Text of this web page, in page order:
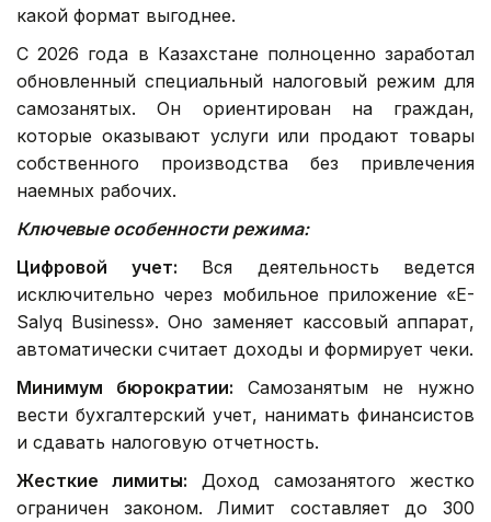
какой формат выгоднее.
С 2026 года в Казахстане полноценно заработал
обновленный специальный налоговый режим для
самозанятых. Он ориентирован на граждан,
которые оказывают услуги или продают товары
собственного производства без привлечения
наемных рабочих.
Ключевые особенности режима:
Цифровой учет: Вся деятельность ведется
исключительно через мобильное приложение «E-
Salyq Business». Оно заменяет кассовый аппарат,
автоматически считает доходы и формирует чеки.
Минимум бюрократии: Самозанятым не нужно
вести бухгалтерский учет, нанимать финансистов
и сдавать налоговую отчетность.
Жесткие лимиты: Доход самозанятого жестко
ограничен законом. Лимит составляет до 300